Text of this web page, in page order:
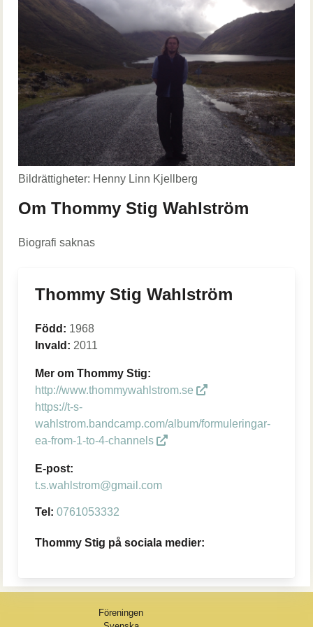
Bildrättigheter: Henny Linn Kjellberg
Om Thommy Stig Wahlström
Biografi saknas
Thommy Stig Wahlström
Född: 1968
Invald: 2011
Mer om Thommy Stig:
http://www.thommywahlstrom.se
https://t-s-
wahlstrom.bandcamp.com/album/formuleringar-
ea-from-1-to-4-channels
E-post:
t.s.wahlstrom@gmail.com
Tel: 0761053332
Thommy Stig på sociala medier:
Föreningen